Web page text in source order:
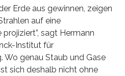
Erde aus gewinnen, zeigen
auf eine
sagt Hermann
Institut für
Wo genau Staub und Gase
sich deshalb nicht ohne